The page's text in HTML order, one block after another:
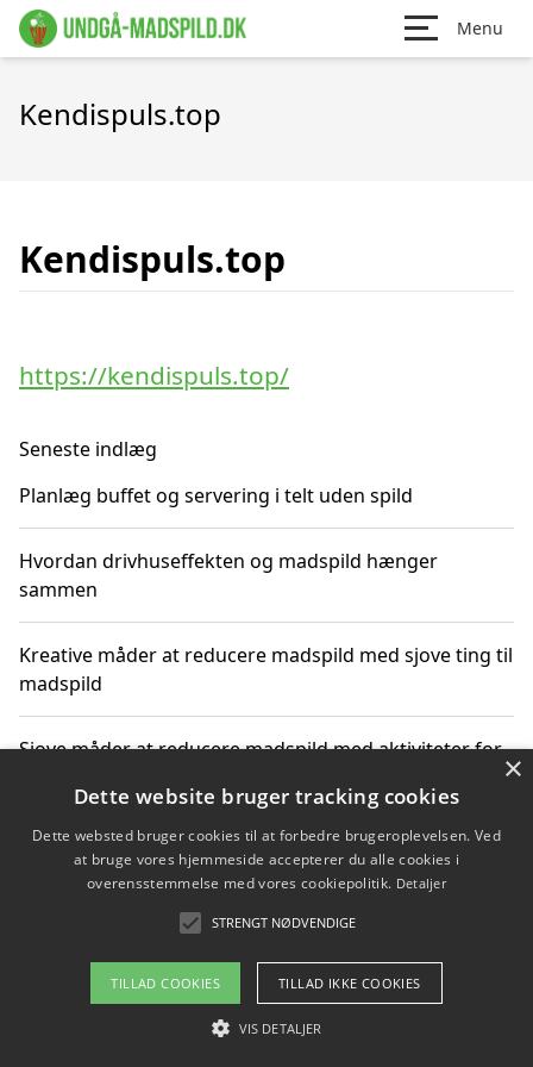
Menu
Kendispuls.top
Kendispuls.top
https://kendispuls.top/
Seneste indlæg
Planlæg buffet og servering i telt uden spild
Hvordan drivhuseffekten og madspild hænger
sammen
Kreative måder at reducere madspild med sjove ting til
madspild
Sjove måder at reducere madspild med aktiviteter for
Hvor finder jeg nemme måltidskasser i Vejle
Om / kontakt
Blog Betingelser
×
Dette website bruger tracking cookies
Dette websted bruger cookies til at forbedre brugeroplevelsen. Ved
at bruge vores hjemmeside accepterer du alle cookies i
overensstemmelse med vores cookiepolitik. Detaljer
STRENGT NØDVENDIGE
TILLAD COOKIES TILLAD IKKE COOKIES
VIS DETALJER